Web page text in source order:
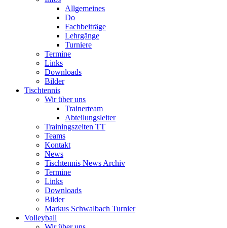
Allgemeines
Do
Fachbeiträge
Lehrgänge
Turniere
Termine
Links
Downloads
Bilder
Tischtennis
Wir über uns
Trainerteam
Abteilungsleiter
Trainingszeiten TT
Teams
Kontakt
News
Tischtennis News Archiv
Termine
Links
Downloads
Bilder
Markus Schwalbach Turnier
Volleyball